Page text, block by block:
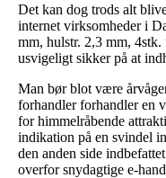
Det kan dog trods alt
internet virksomheder i
mm, hulstr. 2,3 mm, 4stk.
usvigeligt sikker på at
Man bør blot være
forhandler forhandler en
for himmelråbende
indikation på en svindel
den anden side
overfor snydagtige e-